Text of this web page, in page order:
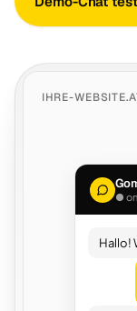
IHRE-
●
Hallo!